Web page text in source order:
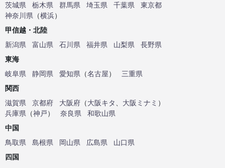
茨城県
栃木県 群馬県 埼玉県 千葉県
東京都
神奈川県 （横浜）
甲信越・北陸
新潟県
富山県 石川県 福井県 山梨県
長野県
東海
岐阜県
静岡県 愛知県 （名古屋）
三重県
関西
滋賀県
京都府 大阪府 （大阪キタ 大阪ミナミ ）
兵庫県 （神戸） 奈良県
和歌山県
中国
鳥取県
島根県 岡山県 広島県
山口県
四国